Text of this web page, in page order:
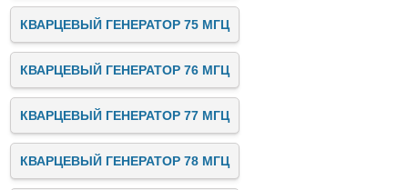
КВАРЦЕВЫЙ ГЕНЕРАТОР 75 МГЦ
КВАРЦЕВЫЙ ГЕНЕРАТОР 76 МГЦ
КВАРЦЕВЫЙ ГЕНЕРАТОР 77 МГЦ
КВАРЦЕВЫЙ ГЕНЕРАТОР 78 МГЦ